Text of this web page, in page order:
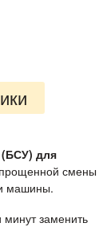
для
смены
машины.
минут заменить